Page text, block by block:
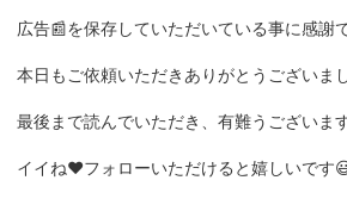
広告📰を保存していただいている事に感謝
本日もご依頼いただきありがとうございま
最後まで読んでいただき、有難うございま
イイね❤️フォローいただけると嬉しいです